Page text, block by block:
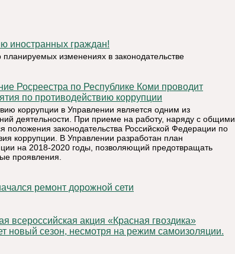
иностранных граждан!
изменениях в законодательстве
по противодействию коррупции
коррупции в Управлении является одним из
деятельности. При приеме на работу, наряду с общими
положения законодательства Российской Федерации по
коррупции. В Управлении разработан план
на 2018-2020 годы, позволяющий предотвращать
проявления.
ремонт дорожной сети
новый сезон, несмотря на режим самоизоляции.